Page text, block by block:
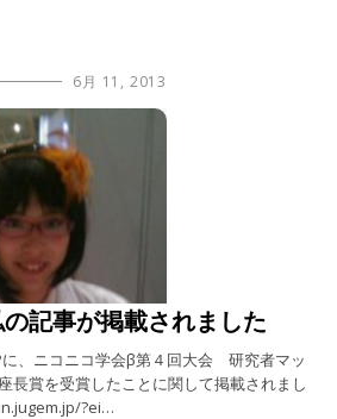
6月 11, 2013
記事が掲載されました
、ニコニコ学会β第４回大会 研究者マッ
賞を受賞したことに関して掲載されまし
?ei…